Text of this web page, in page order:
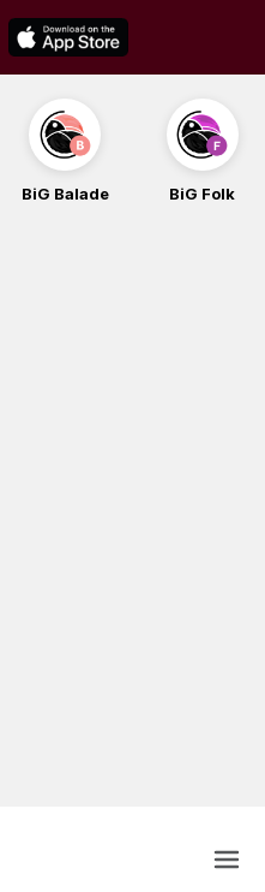
BiG Balade BiG Folk